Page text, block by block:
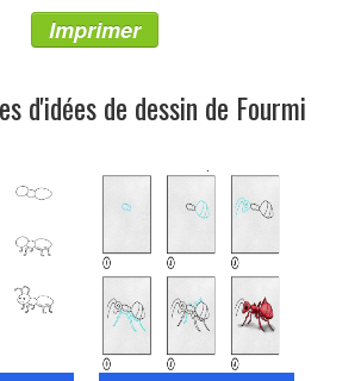
Imprimer
d'idées de dessin de Fourmi